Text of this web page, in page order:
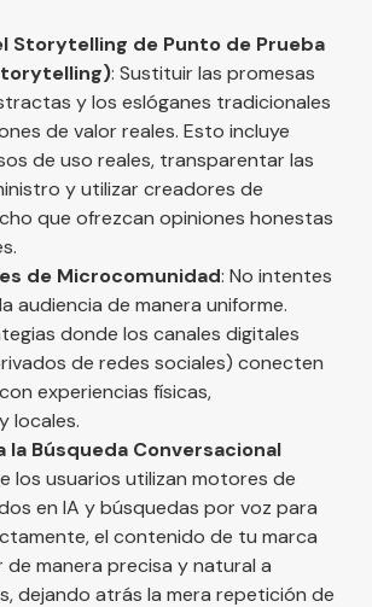
Storytelling de Punto de Prueba
: Sustituir las promesas
y los eslóganes tradicionales
de valor reales. Esto incluye
de uso reales, transparentar las
y utilizar creadores de
que ofrezcan opiniones honestas
de Microcomunidad: No intentes
audiencia de manera uniforme.
donde los canales digitales
de redes sociales) conecten
experiencias físicas,
locales.
la Búsqueda Conversacional
los usuarios utilizan motores de
en IA y búsquedas por voz para
el contenido de tu marca
manera precisa y natural a
dejando atrás la mera repetición de